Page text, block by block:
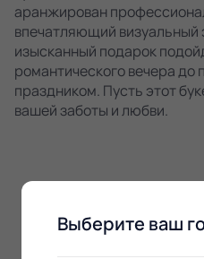
аранжирован
впечатляющий
изысканный подарок
романтического вечера до
праздником. Пусть этот
вашей заботы и любви.
Выберите ваш